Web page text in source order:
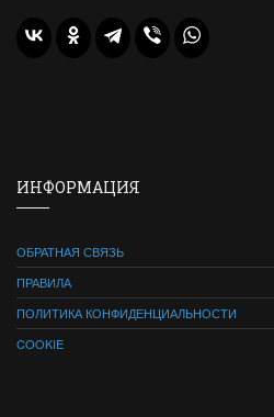
ИНФОРМАЦИЯ
ОБРАТНАЯ СВЯЗЬ
ПРАВИЛА
ПОЛИТИКА КОНФИДЕНЦИАЛЬНОСТИ
COOKIE